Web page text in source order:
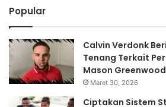
Popular
Calvin Verdonk
Tenang Terkait
Mason Greenwood
Maret 30, 2026
Ciptakan Sistem